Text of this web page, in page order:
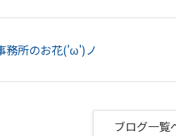
務所のお花('ω')ノ
ブログ一覧